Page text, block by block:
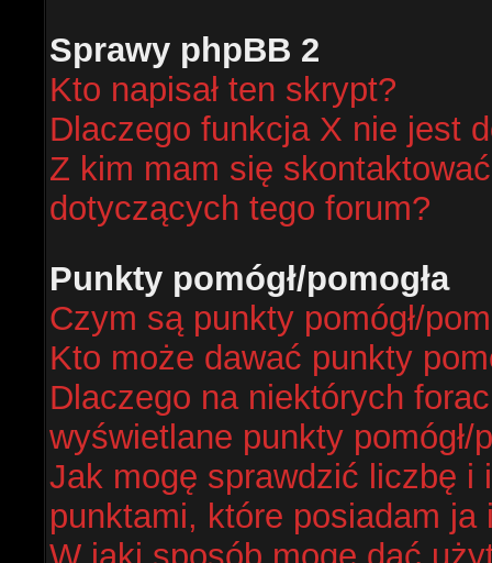
Sprawy phpBB 2
Kto napisał ten skrypt?
Dlaczego funkcja X nie jest
Z kim mam się
dotyczących tego forum?
Punkty pomógł/pomogła
Czym są punkty pomógł/
Kto może dawać punkty
Dlaczego na niektórych
wyświetlane punkty pomógł/
Jak mogę sprawdzić liczbę i
punktami, które posiadam